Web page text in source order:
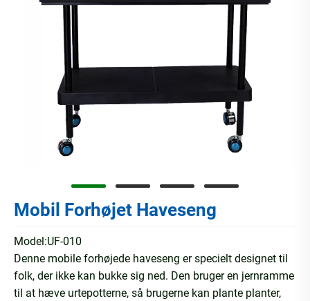
Mobil Forhøjet Haveseng
Model:UF-010
Denne mobile forhøjede haveseng er specielt designet til
folk, der ikke kan bukke sig ned. Den bruger en jernramme
til at hæve urtepotterne, så brugerne kan plante planter,